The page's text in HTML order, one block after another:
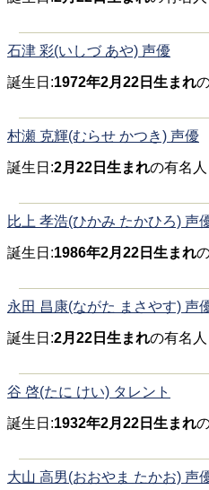
石津 彩(いしづ あや) 声優
誕生日:1972年2月22日生まれ
村瀬 克輝(むらせ かつき) 声優
誕生日:2月22日生まれの有名
比上 孝浩(ひかみ たかひろ) 声
誕生日:1986年2月22日生まれ
永田 昌康(ながた まさやす) 声
誕生日:2月22日生まれの有名
谷 啓(たに けい) タレント
誕生日:1932年2月22日生まれ
大山 高男(おおやま たかお) 声